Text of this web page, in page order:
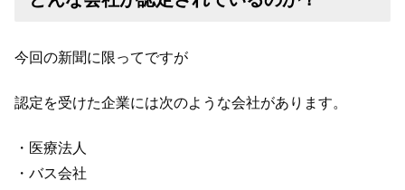
今回の新聞に限ってですが
認定を受けた企業には次のような会社があります。
・医療法人
・バス会社